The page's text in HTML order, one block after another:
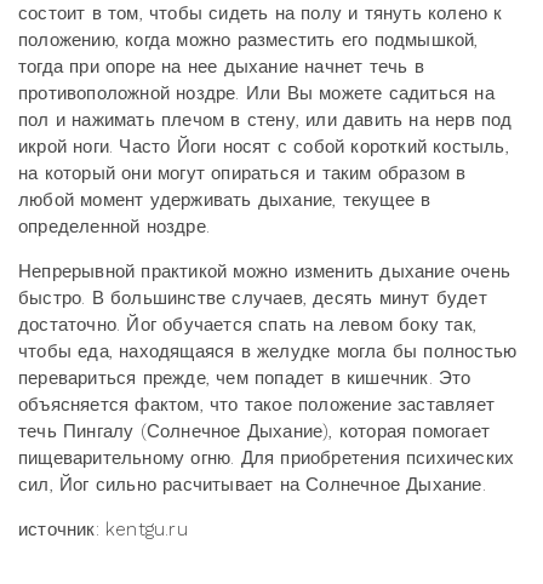
состоит в том, чтобы сидеть на полу и тянуть колено к
положению, когда можно разместить его подмышкой,
тогда при опоре на нее дыхание начнет течь в
противоположной ноздре. Или Вы можете садиться на
пол и нажимать плечом в стену, или давить на нерв под
икрой ноги. Часто Йоги носят с собой короткий костыль,
на который они могут опираться и таким образом в
любой момент удерживать дыхание, текущее в
определенной ноздре.
Непрерывной практикой можно изменить дыхание очень
быстро. В большинстве случаев, десять минут будет
достаточно. Йог обучается спать на левом боку так,
чтобы еда, находящаяся в желудке могла бы полностью
перевариться прежде, чем попадет в кишечник. Это
объясняется фактом, что такое положение заставляет
течь Пингалу (Солнечное Дыхание), которая помогает
пищеварительному огню. Для приобретения психических
сил, Йог сильно расчитывает на Солнечное Дыхание.
источник: kentgu.ru